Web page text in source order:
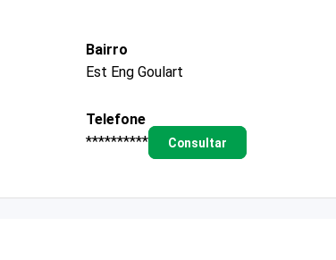
Bairro
Est Eng Goulart
Telefone
**********
Consultar